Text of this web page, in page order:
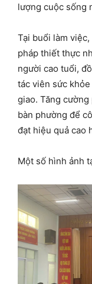
lượng cuộc sống
Tại buổi làm
pháp thiết thực
người cao tuổi,
tác viên sức
giao. Tăng
bàn phường để
đạt hiệu quả cao
Một số hình ảnh